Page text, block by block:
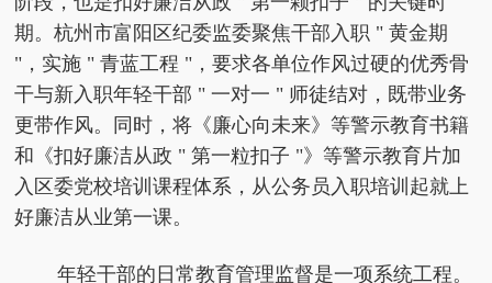
期。杭州市富阳区纪委监委聚焦干部入职 " 黄金期
"，实施 " 青蓝工程 "，要求各单位作风过硬的优秀骨
干与新入职年轻干部 " 一对一 " 师徒结对，既带业务
更带作风。同时，将《廉心向未来》等警示教育书籍
和《扣好廉洁从政 " 第一粒扣子 "》等警示教育片加
入区委党校培训课程体系，从公务员入职培训起就上
好廉洁从业第一课。
年轻干部的日常教育管理监督是一项系统工程。